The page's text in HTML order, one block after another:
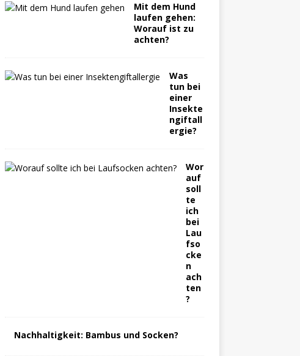
Mit dem Hund
laufen gehen:
Worauf ist zu
achten?
Was
tun bei
einer
Insekte
ngiftall
ergie?
Wor
auf
soll
te
ich
bei
Lau
fso
cke
n
ach
ten
?
Nachhaltigkeit: Bambus und Socken?